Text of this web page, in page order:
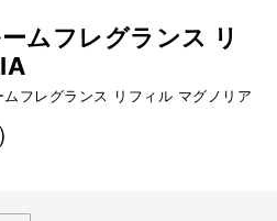
ムフレグランス リ
フレグランス リフィル マグノリア